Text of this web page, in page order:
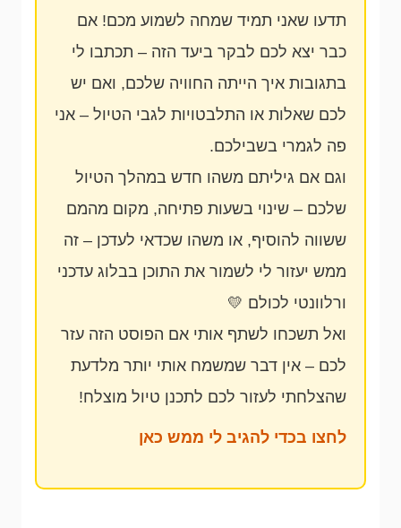
תדעו שאני תמיד שמחה לשמוע מכם! אם
כבר יצא לכם לבקר ביעד הזה – תכתבו לי
בתגובות איך הייתה החוויה שלכם, ואם יש
לכם שאלות או התלבטויות לגבי הטיול – אני
פה לגמרי בשבילכם.
וגם אם גיליתם משהו חדש במהלך הטיול
שלכם – שינוי בשעות פתיחה, מקום מהמם
ששווה להוסיף, או משהו שכדאי לעדכן – זה
ממש יעזור לי לשמור את התוכן בבלוג עדכני
ורלוונטי לכולם 💛
ואל תשכחו לשתף אותי אם הפוסט הזה עזר
לכם – אין דבר שמשמח אותי יותר מלדעת
שהצלחתי לעזור לכם לתכנן טיול מוצלח!
לחצו בכדי להגיב לי ממש כאן